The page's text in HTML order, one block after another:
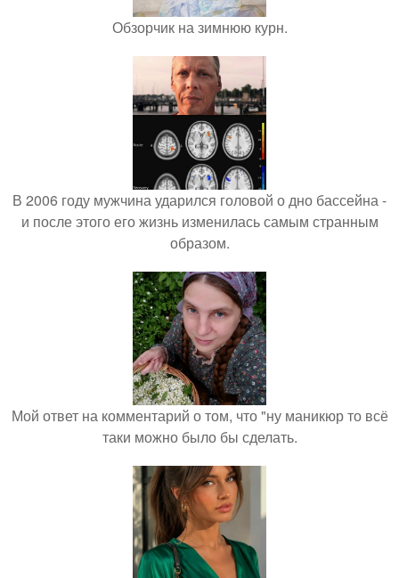
Обзорчик на зимнюю курн.
В 2006 году мужчина ударился головой о дно бассейна -
и после этого его жизнь изменилась самым странным
образом.
Мой ответ на комментарий о том, что "ну маникюр то всё
таки можно было бы сделать.